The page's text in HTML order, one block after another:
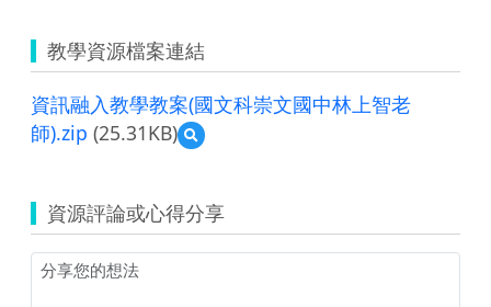
教學資源檔案連結
資訊融入教學教案(國文科崇文國中林上智老
師).zip (25.31KB)
預
覽
融
入
教
資源評論或心得分享